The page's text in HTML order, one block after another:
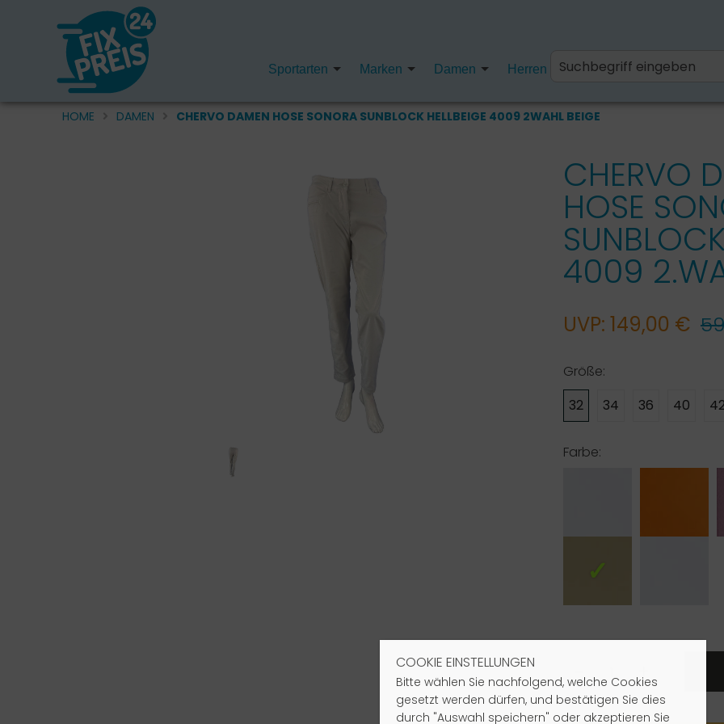
COOKIE EINSTELLUNGEN
Bitte wählen Sie nachfolgend, welche Cookies
gesetzt werden dürfen, und bestätigen Sie dies
durch "Auswahl speichern" oder akzeptieren Sie
Sportarten Marken Damen Herren Kinder Fanartikel
HOME DAMEN CHERVO DAMEN HOSE SONORA SUNBLOCK HELLBEIGE 4009 2WAHL BEIGE
CHERVO
HOSE
4009
UVP: 149,00 €
Größe:
32
34 36 40
Farbe:
- +